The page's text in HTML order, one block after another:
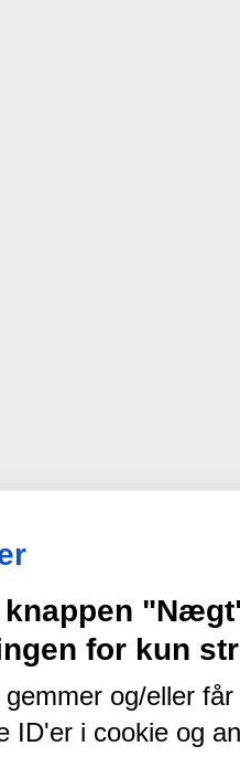
for kun
og/eller
ID'er i cookie og